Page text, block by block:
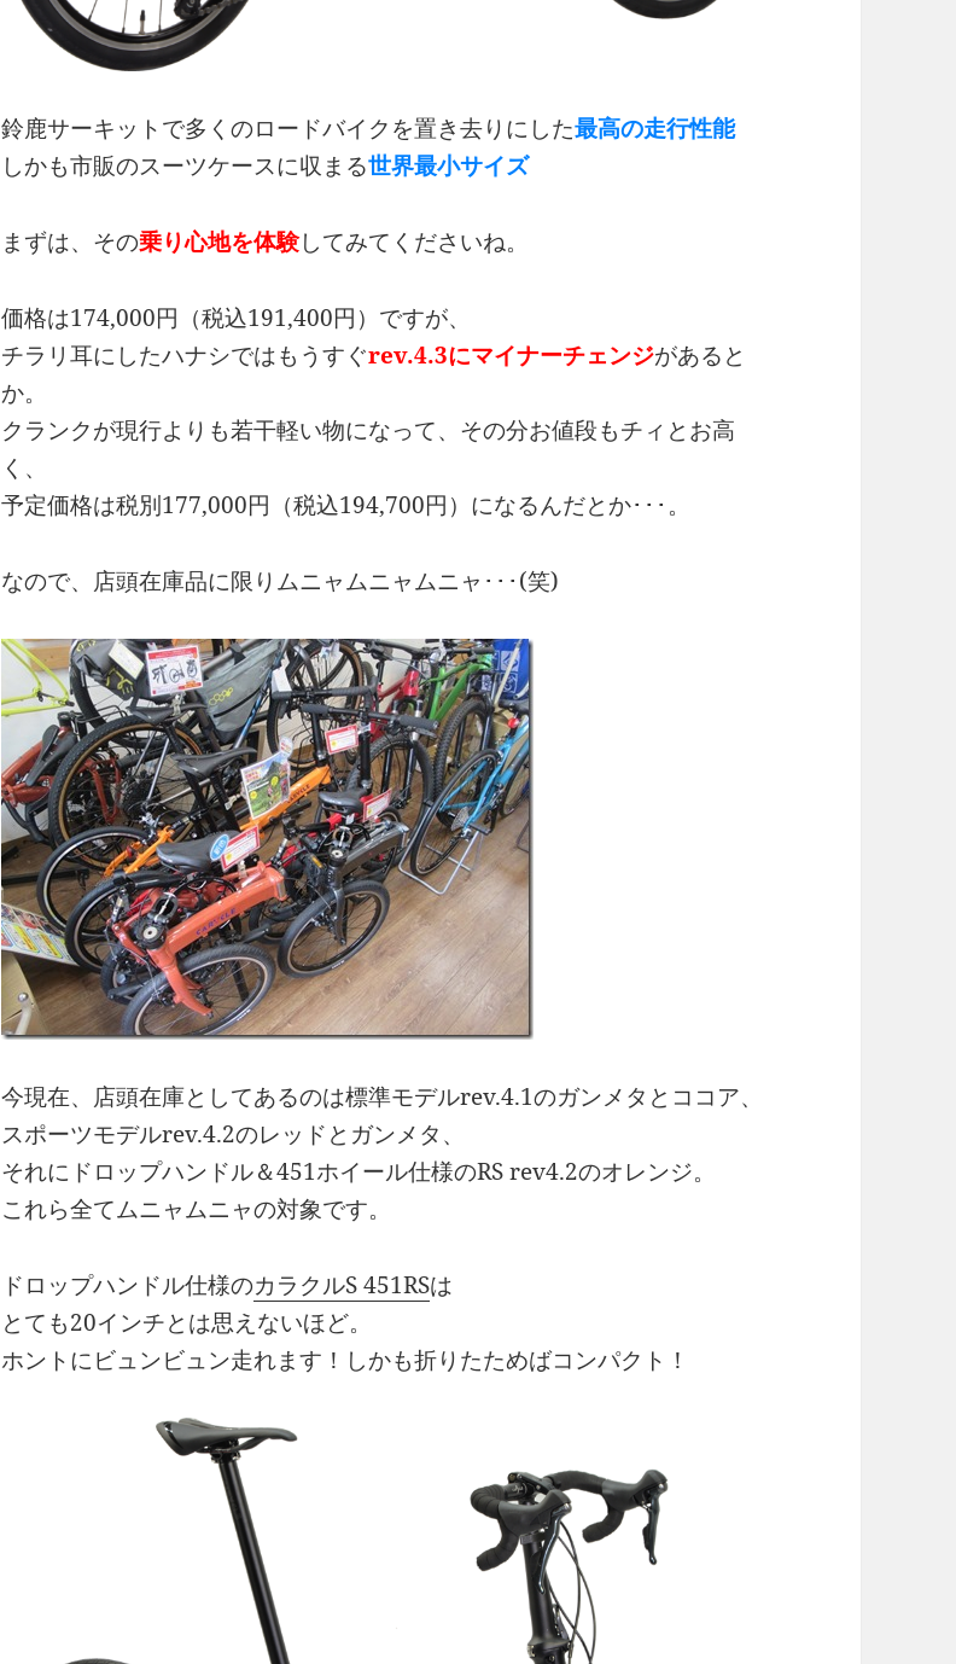
鈴鹿サーキットで多くのロードバイクを置き去りにした最高の走行性能
しかも市販のスーツケースに収まる世界最小サイズ
まずは、その乗り心地を体験してみてくださいね。
価格は174,000円（税込191,400円）ですが、
チラリ耳にしたハナシではもうすぐrev.4.3にマイナーチェンジがあると
か。
クランクが現行よりも若干軽い物になって、その分お値段もチィとお高
く、
予定価格は税別177,000円（税込194,700円）になるんだとか･･･。
なので、店頭在庫品に限りムニャムニャムニャ･･･(笑)
今現在、店頭在庫としてあるのは標準モデルrev.4.1のガンメタとココア、
スポーツモデルrev.4.2のレッドとガンメタ、
それにドロップハンドル＆451ホイール仕様のRS rev4.2のオレンジ。
これら全てムニャムニャの対象です。
ドロップハンドル仕様のカラクルS 451RSは
とても20インチとは思えないほど。
ホントにビュンビュン走れます！しかも折りたためばコンパクト！